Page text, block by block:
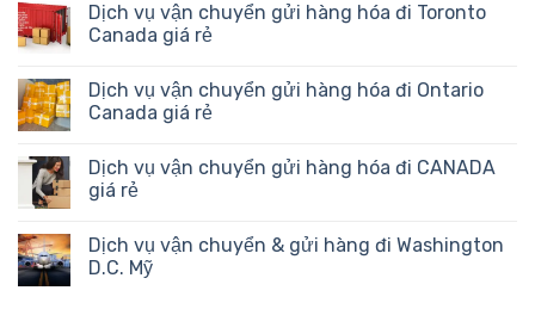
Dịch vụ vận chuyển gửi hàng hóa đi Toronto
Canada giá rẻ
Dịch vụ vận chuyển gửi hàng hóa đi Ontario
Canada giá rẻ
Dịch vụ vận chuyển gửi hàng hóa đi CANADA
giá rẻ
Dịch vụ vận chuyển & gửi hàng đi Washington
D.C. Mỹ